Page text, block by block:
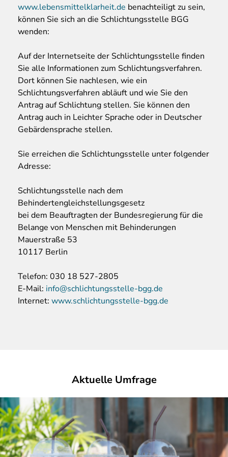
www.lebensmittelklarheit.de benachteiligt zu sein,
können Sie sich an die Schlichtungsstelle BGG
wenden:
Auf der Internetseite der Schlichtungsstelle finden
Sie alle Informationen zum Schlichtungsverfahren.
Dort können Sie nachlesen, wie ein
Schlichtungsverfahren abläuft und wie Sie den
Antrag auf Schlichtung stellen. Sie können den
Antrag auch in Leichter Sprache oder in Deutscher
Gebärdensprache stellen.
Sie erreichen die Schlichtungsstelle unter folgender
Adresse:
Schlichtungsstelle nach dem
Behindertengleichstellungsgesetz
bei dem Beauftragten der Bundesregierung für die
Belange von Menschen mit Behinderungen
Mauerstraße 53
10117 Berlin
Telefon: 030 18 527-2805
E-Mail: info@schlichtungsstelle-bgg.de
Internet: www.schlichtungsstelle-bgg.de
Aktuelle Umfrage